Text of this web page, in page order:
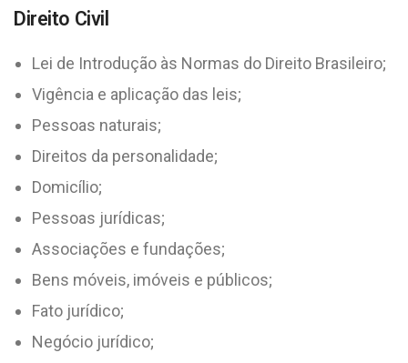
Direito Civil
Lei de Introdução às Normas do Direito Brasileiro;
Vigência e aplicação das leis;
Pessoas naturais;
Direitos da personalidade;
Domicílio;
Pessoas jurídicas;
Associações e fundações;
Bens móveis, imóveis e públicos;
Fato jurídico;
Negócio jurídico;